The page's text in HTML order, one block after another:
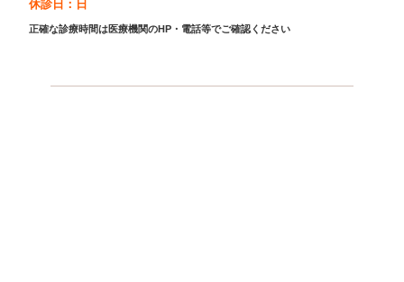
休診日：日
正確な診療時間は医療機関のHP・電話等でご確認ください